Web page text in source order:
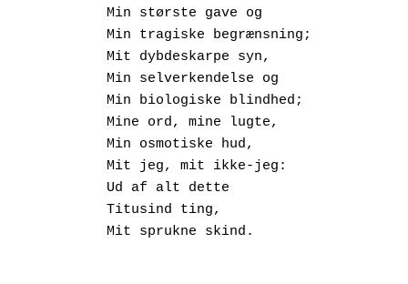
       Min største gave og
       Min tragiske begrænsning;
       Mit dybdeskarpe syn,
       Min selverkendelse og
       Min biologiske blindhed;
       Mine ord, mine lugte,
       Min osmotiske hud,
       Mit jeg, mit ikke-jeg:
       Ud af alt dette
       Titusind ting,
       Mit sprukne skind.